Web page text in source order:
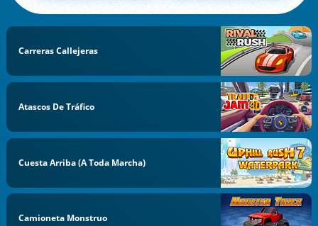
Carreras Callejeras
Atascos De Tráfico
Cuesta Arriba (a Toda Marcha)
Camioneta Monstruo